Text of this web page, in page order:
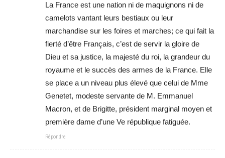
La France est une nation ni de maquignons ni de
camelots vantant leurs bestiaux ou leur
marchandise sur les foires et marches; ce qui fait la
fierté d’être Français, c’est de servir la gloire de
Dieu et sa justice, la majesté du roi, la grandeur du
royaume et le succès des armes de la France. Elle
se place a un niveau plus élevé que celui de Mme
Genetet, modeste servante de M. Emmanuel
Macron, et de Brigitte, président marginal moyen et
première dame d’une Ve république fatiguée.
Répondre